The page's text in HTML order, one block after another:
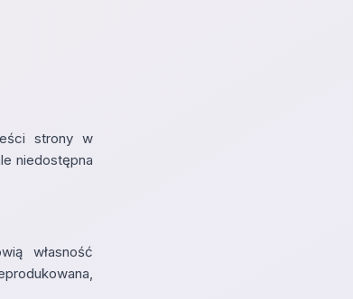
strony w
niedostępna
własność